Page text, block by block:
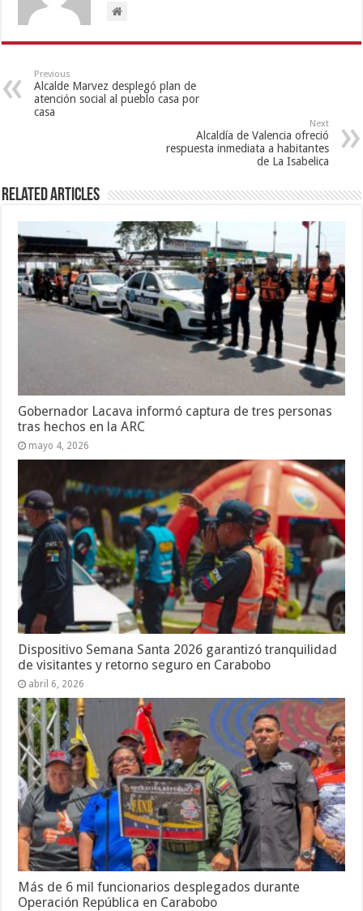
Previous
Alcalde Marvez desplegó plan de
atención social al pueblo casa por
casa
Next
Alcaldía de Valencia ofreció
respuesta inmediata a habitantes
de La Isabelica
Related Articles
Gobernador Lacava informó captura de tres personas
tras hechos en la ARC
mayo 4, 2026
Dispositivo Semana Santa 2026 garantizó tranquilidad
de visitantes y retorno seguro en Carabobo
abril 6, 2026
Más de 6 mil funcionarios desplegados durante
Operación República en Carabobo